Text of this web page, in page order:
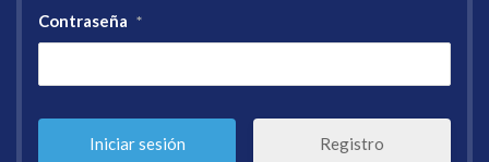
Contraseña *
Registro